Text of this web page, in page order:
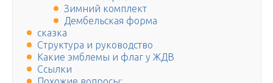
Зимний комплект
Дембельская форма
сказка
Структура и руководство
Какие эмблемы и флаг у ЖДВ
Ссылки